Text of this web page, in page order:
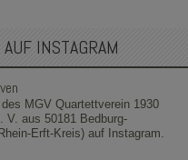
AUF INSTAGRAM
MGV Quartettverein 1930
V. aus 50181 Bedburg-
Erft-Kreis) auf Instagram.